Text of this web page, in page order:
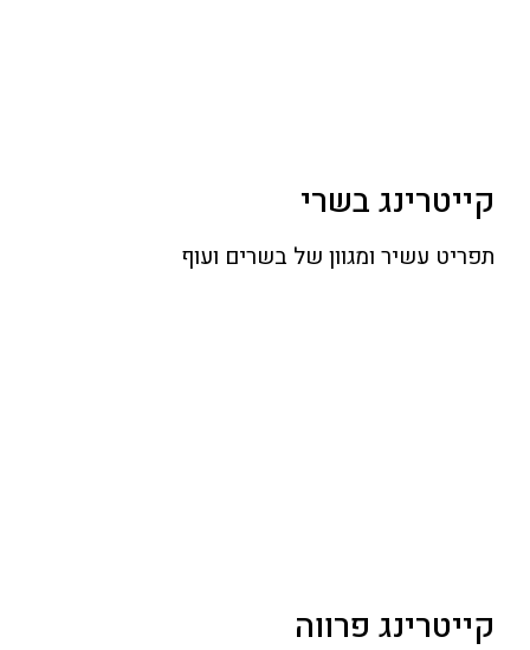
קייטרינג בשרי
תפריט עשיר ומגוון של בשרים ועוף
קייטרינג פרווה